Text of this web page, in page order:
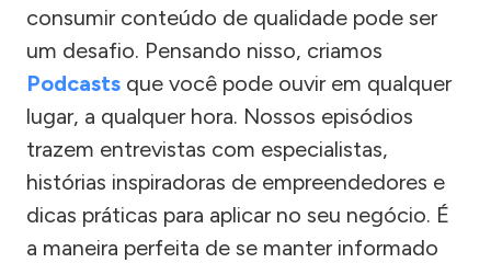
consumir conteúdo de qualidade pode ser
um desafio. Pensando nisso, criamos
Podcasts que você pode ouvir em qualquer
lugar, a qualquer hora. Nossos episódios
trazem entrevistas com especialistas,
histórias inspiradoras de empreendedores e
dicas práticas para aplicar no seu negócio. É
a maneira perfeita de se manter informado